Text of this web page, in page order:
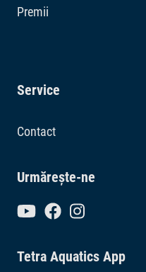
Premii
Service
Contact
Urmărește-ne
Tetra Aquatics App